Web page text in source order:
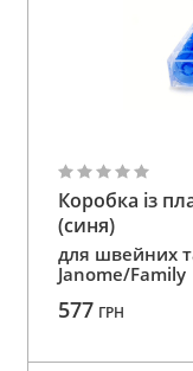
Коробка із
(синя)
для швейних
Janome/Family
577 ГРН